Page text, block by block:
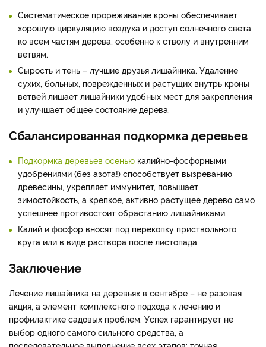
Систематическое прореживание кроны обеспечивает
хорошую циркуляцию воздуха и доступ солнечного света
ко всем частям дерева, особенно к стволу и внутренним
ветвям.
Сырость и тень – лучшие друзья лишайника. Удаление
сухих, больных, поврежденных и растущих внутрь кроны
ветвей лишает лишайники удобных мест для закрепления
и улучшает общее состояние дерева.
Сбалансированная подкормка деревьев
Подкормка деревьев осенью калийно-фосфорными
удобрениями (без азота!) способствует вызреванию
древесины, укрепляет иммунитет, повышает
зимостойкость, а крепкое, активно растущее дерево само
успешнее противостоит обрастанию лишайниками.
Калий и фосфор вносят под перекопку приствольного
круга или в виде раствора после листопада.
Заключение
Лечение лишайника на деревьях в сентябре – не разовая
акция, а элемент комплексного подхода к лечению и
профилактике садовых проблем. Успех гарантирует не
выбор одного самого сильного средства, а
последовательное выполнение всех этапов: точная